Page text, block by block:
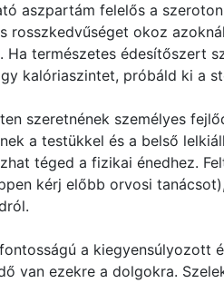
aszpartám felelős a
rosszkedvűséget okoz
Ha természetes édesítőszert
kalóriaszintet, próbáld ki a
szeretnének személyes
a testükkel és a belső
téged a fizikai énedhez.
kérj előbb orvosi
a kiegyensúlyozott
van ezekre a dolgokra.